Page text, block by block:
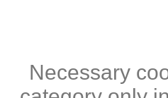
Necessary